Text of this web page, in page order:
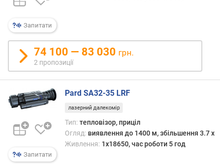
ч
е
з
і
ь
е
н
я
)
Запитати
74 100 — 83 030 грн.
2 пропозиції
Запитати
Pard SA32-35 LRF
лазерний далекомір
Тип: тепловізор, приціл
Огляд: виявлення до 1400 м, збільшення 3.7 x
Живлення: 1x18650, час роботи 5 год